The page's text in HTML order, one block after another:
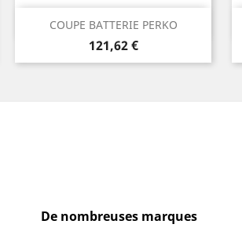
COUPE BATTERIE PERKO
Prix
121,62 €
Aperçu rapide
De nombreuses marques